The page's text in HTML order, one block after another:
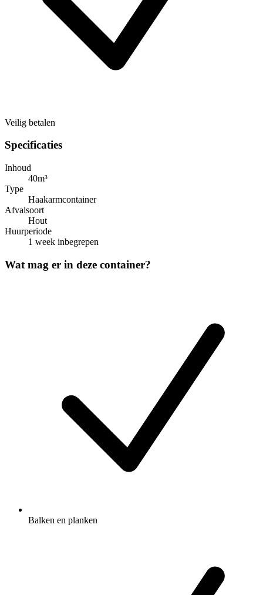
Veilig betalen
Specificaties
Inhoud
40m³
Type
Haakarmcontainer
Afvalsoort
Hout
Huurperiode
1 week inbegrepen
Wat mag er in deze container?
Balken en planken